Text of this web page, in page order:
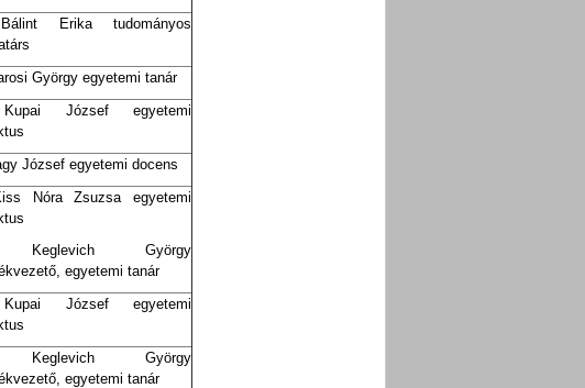
Erika tudományos
György egyetemi tanár
József
egyetemi
József egyetemi docens
Nóra Zsuzsa egyetemi
Keglevich György
egyetemi tanár
József egyetemi
Keglevich György
egyetemi tanár